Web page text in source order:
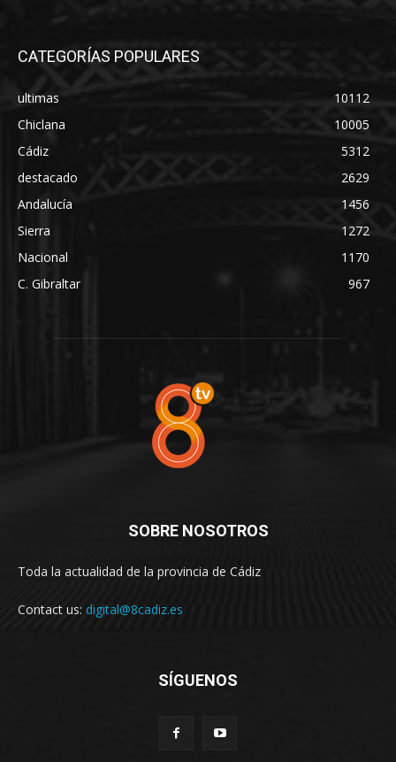
CATEGORÍAS POPULARES
ultimas
10112
Chiclana
10005
Cádiz
5312
destacado
2629
Andalucía
1456
Sierra
1272
Nacional
1170
C. Gibraltar
967
SOBRE NOSOTROS
Toda la actualidad de la provincia de Cádiz
Contact us: digital@8cadiz.es
SÍGUENOS